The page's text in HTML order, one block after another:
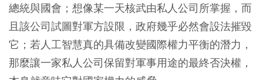
總統與國會；想像某一天核武由私人公司所掌握，而
且該公司試圖對軍方設限，政府幾乎必然會設法摧毀
它；若人工智慧真的具備改變國際權力平衡的潛力，
那麼讓一家私人公司保留對軍事用途的最終否決權，